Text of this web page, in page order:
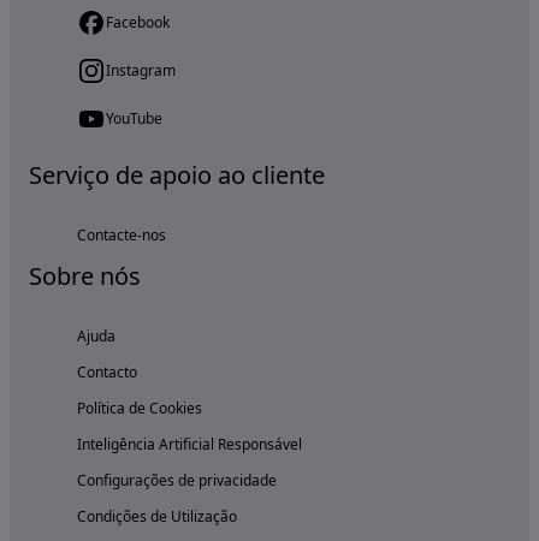
Facebook
Instagram
YouTube
Serviço de apoio ao cliente
Contacte-nos
Sobre nós
Ajuda
Contacto
Política de Cookies
Inteligência Artificial Responsável
Configurações de privacidade
Condições de Utilização